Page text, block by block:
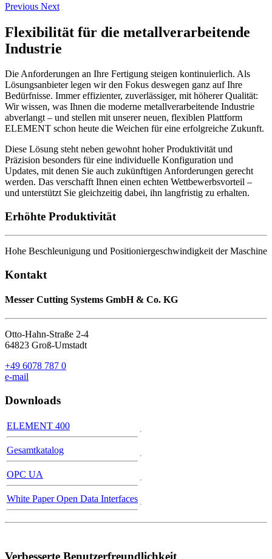
Previous Next
Flexibilität für die metallverarbeitende
Industrie
Die Anforderungen an Ihre Fertigung steigen kontinuierlich. Als
Lösungsanbieter legen wir den Fokus deswegen ganz auf Ihre
Bedürfnisse. Immer effizienter, zuverlässiger, mit höherer Qualität:
Wir wissen, was Ihnen die moderne metallverarbeitende Industrie
abverlangt – und stellen mit unserer neuen, flexiblen Plattform
ELEMENT schon heute die Weichen für eine erfolgreiche Zukunft.
Diese Lösung steht neben gewohnt hoher Produktivität und
Präzision besonders für eine individuelle Konfiguration und
Updates, mit denen Sie auch zukünftigen Anforderungen gerecht
werden. Das verschafft Ihnen einen echten Wettbewerbsvorteil –
und unterstützt Sie gleichzeitig dabei, ihn langfristig zu erhalten.
Erhöhte Produktivität
Hohe Beschleunigung und Positioniergeschwindigkeit der Maschine
Kontakt
Messer Cutting Systems GmbH & Co. KG
Otto-Hahn-Straße 2-4
64823 Groß-Umstadt
+49 6078 787 0
e-mail
Downloads
ELEMENT 400
Gesamtkatalog
OPC UA
White Paper Open Data Interfaces
Verbesserte Benutzerfreundlichkeit